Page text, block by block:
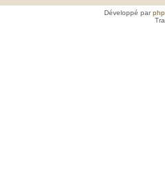
Développé par